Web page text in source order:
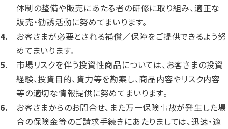
体制の整備や販売にあたる者の研修に取り組み、適正な
販売・勧誘活動に努めてまいります。
お客さまが必要とされる補償／保障をご提供できるよう努
めてまいります。
市場リスクを伴う投資性商品については、お客さまの投資
経験、投資目的、資力等を勘案し、商品内容やリスク内容
等の適切な情報提供に努めてまいります。
お客さまからのお問合せ、また万一保険事故が発生した場
合の保険金等のご請求手続きにあたりましては、迅速・適